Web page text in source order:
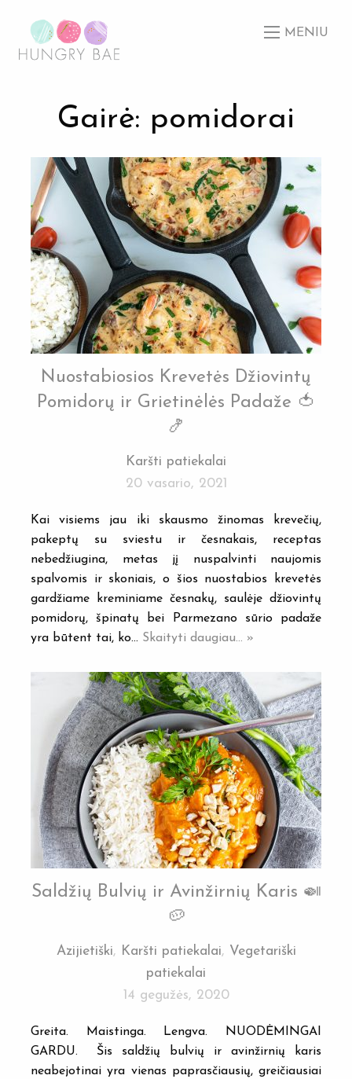
MENIU
Gairė: pomidorai
Nuostabiosios Krevetės Džiovintų
Pomidorų ir Grietinėlės Padaže 🍅
🍤
Karšti patiekalai
20 vasario, 2021
Kai visiems jau iki skausmo žinomas krevečių,
pakeptų su sviestu ir česnakais, receptas
nebedžiugina, metas jį nuspalvinti naujomis
spalvomis ir skoniais, o šios nuostabios krevetės
gardžiame kreminiame česnakų, saulėje džiovintų
pomidorų, špinatų bei Parmezano sūrio padaže
yra būtent tai, ko… Skaityti daugiau... »
Saldžių Bulvių ir Avinžirnių Karis 🍛
🥔
Azijietiški, Karšti patiekalai, Vegetariški
patiekalai
14 gegužės, 2020
Greita. Maistinga. Lengva. NUODĖMINGAI
GARDU. Šis saldžių bulvių ir avinžirnių karis
neabejotinai yra vienas paprasčiausių, greičiausiai